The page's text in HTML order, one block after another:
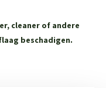
cleaner of andere
beschadigen.